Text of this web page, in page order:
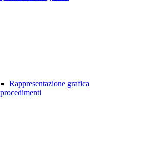
Rappresentazione grafica